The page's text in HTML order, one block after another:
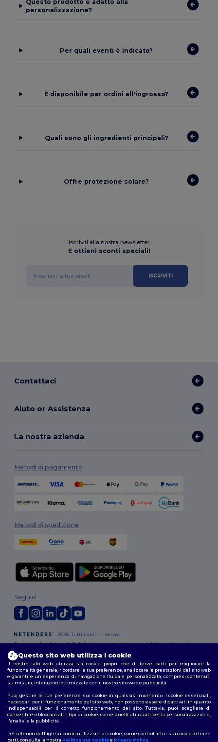
Questo prodotto è adatto alla
personalizzazione?
Per quali eventi è indicato?
È disponibile per ordini all'ingrosso?
Quali sono gli ingredienti principali?
Offre protezione solare?
Iscriviti alla nostra newsletter
E ottieni sconti speciali!
ISCRIVITI
Contattaci
Aiuto or Assistenza
La nostra azienda
Metodi di pagamento
Metodi di spedizione
2026. Tutti i diritti riservati
Termini e Condizioni|Politica di personalizzazione|Informativa sulla
privacy
Politica sui cookie | Site Map
Seguici
Roma |Milano| Napoli | Torino | Palermo |Genova | Bologna |Firenze
Catania | Bari
Questo sito web utilizza i cookie
Il nostro sito web utilizza sia cookie propri che di terze parti per migliorare la
funzionalità generale, ricordare le tue preferenze, analizzare le prestazioni del sito web
e garantire un'esperienza di navigazione fluida e personalizzata, compresi contenuti
su misura, interazioni ottimizzate con il nostro sito web e pubblicità.
Puoi gestire le tue preferenze sui cookie in qualsiasi momento. I cookie essenziali,
necessari per il funzionamento del sito web, non possono essere disattivati in quanto
indispensabili per il corretto funzionamento del sito. Tuttavia, puoi scegliere di
consentire o bloccare altri tipi di cookie, come quelli utilizzati per la personalizzazione,
l'analisi e la pubblicità.
Per ulteriori dettagli su come utilizziamo i cookie, come controllarli e sui cookie di terze
parti, consulta la nostra Politica sui cookiee Privacy Policy.